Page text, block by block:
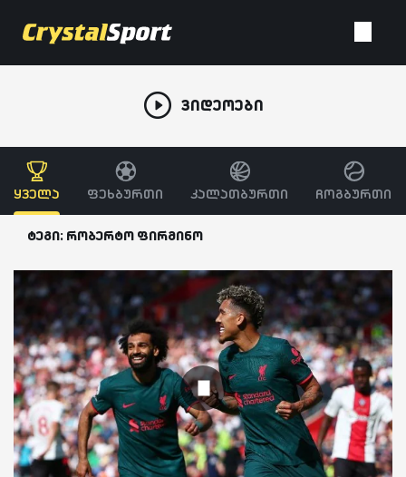
ვიდეოები
ყველა ფეხბურთი კალათბურთი ჩოგბურთი
ტეგი: რობერტო ფირმინო